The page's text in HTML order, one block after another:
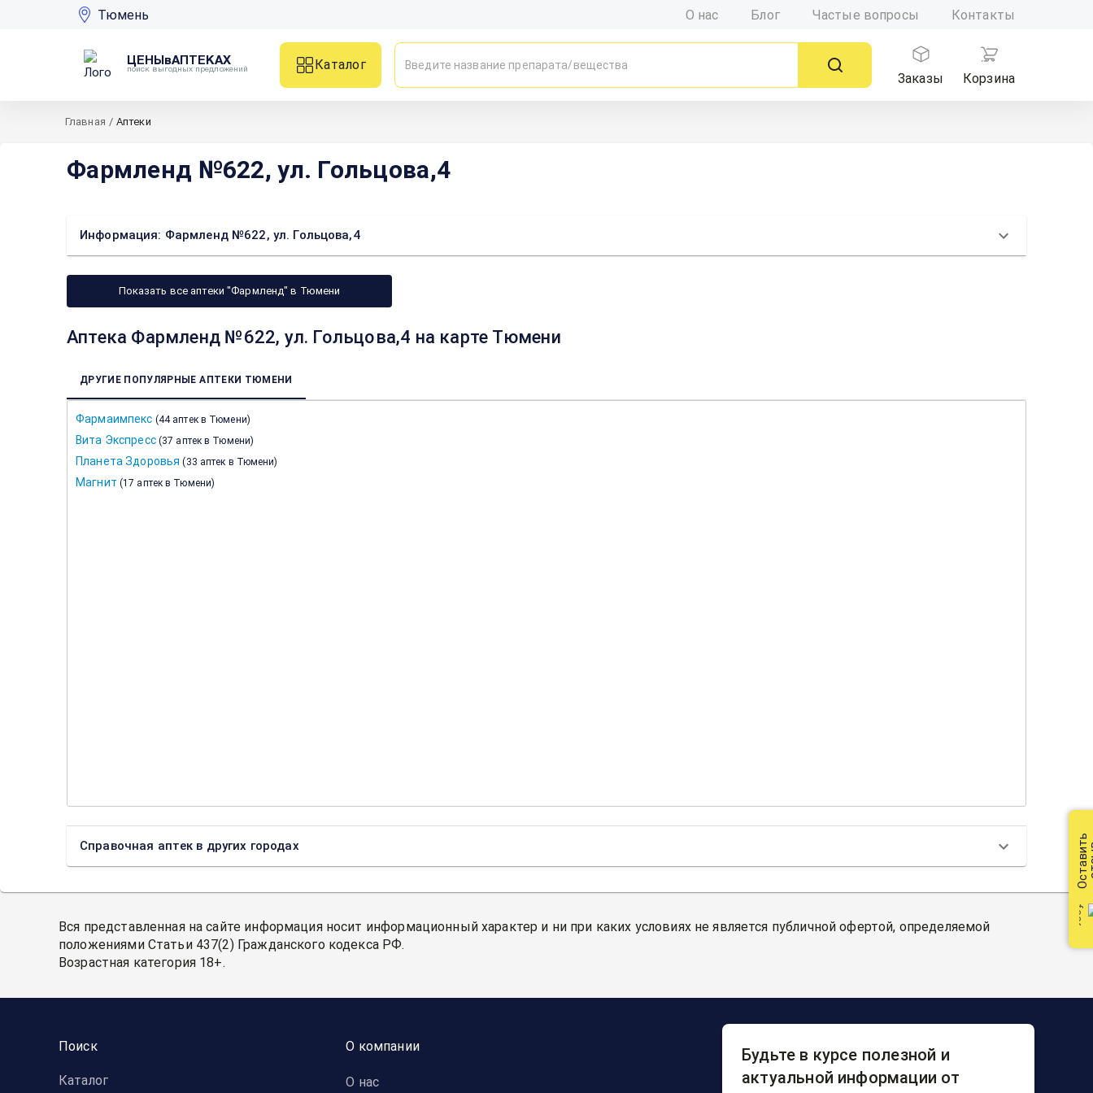
Тюмень О нас Блог Частые вопросы Контакты
ЦЕНЫвАПТЕКАХ
поиск выгодных предложений
Каталог
Заказы
Корзина
Главная / Аптеки
Фармленд №622, ул. Гольцова,4
Информация: Фармленд №622, ул. Гольцова,4
Показать все аптеки "Фармленд" в Тюмени
Аптека Фармленд №622, ул. Гольцова,4 на карте Тюмени
ДРУГИЕ ПОПУЛЯРНЫЕ АПТЕКИ ТЮМЕНИ
Фармаимпекс (44 аптек в Тюмени)
Вита Экспресс (37 аптек в Тюмени)
Планета Здоровья ( 33 аптек в Тюмени)
Магнит (17 аптек в Тюмени)
Справочная аптек в других городах
Вся представленная на сайте информация носит информационный характер и ни при каких условиях не является публичной офертой, определяемой
положениями Статьи 437(2) Гражданского кодекса РФ.
Возрастная категория 18+.
Поиск
Каталог
О компании
О нас
Будьте в курсе полезной и
актуальной информации от
Оставить